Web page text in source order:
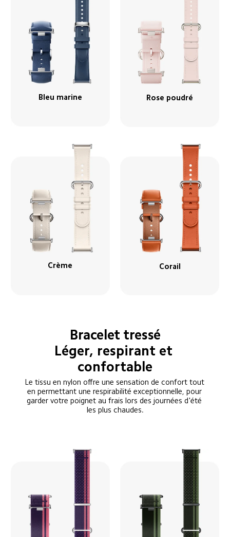
Bleu marine Rose poudré
Crème Corail
Bracelet tressé
Léger, respirant et
confortable
Le tissu en nylon offre une sensation de confort tout
en permettant une respirabilité exceptionnelle, pour
garder votre poignet au frais lors des journées d'été
les plus chaudes.